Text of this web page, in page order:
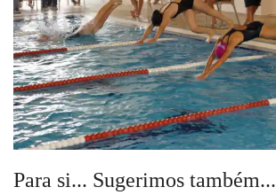
Para si... Sugerimos também...